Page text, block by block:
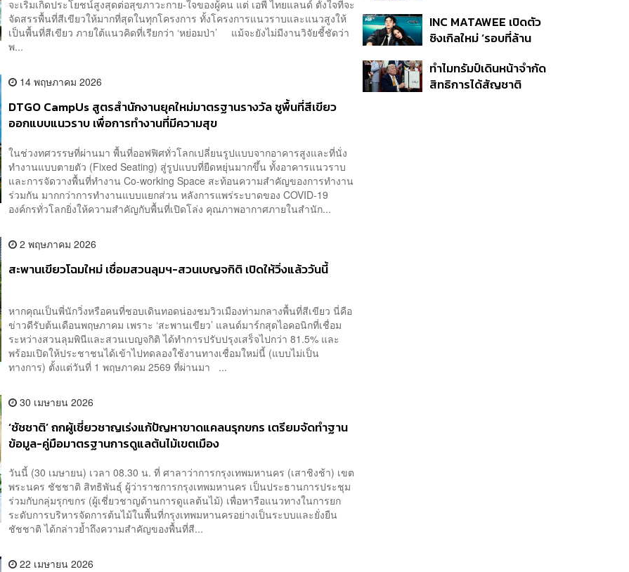
จะเริ่มเกิดประโยชน์สูงสุดต่อสุขภาวะกาย-ใจของผู้คน แต่ เอพี ไทยแลนด์ ตั้งใจที่จะ
จัดสรรพื้นที่สีเขียวให้มากที่สุดในทุกโครงการ ทั้งโครงการแนวราบและแนวสูงให้
เป็นพื้นที่สีเขียว ภายใต้แนวคิดที่เรียกว่า ‘หย่อมป่า’ แม้จะยังไม่มีงานวิจัยชี้ชัดว่า
พ...
14 พฤษภาคม 2026
DTGO CampUs สูตรสำนักงานยุคใหม่มาตรฐานรางวัล ชูพื้นที่สีเขียว
ออกแบบแนวราบ เพื่อการทำงานที่มีความสุข
ในช่วงทศวรรษที่ผ่านมา พื้นที่ออฟฟิศทั่วโลกเปลี่ยนรูปแบบจากอาคารสูงและที่นั่ง
ทำงานแบบตายตัว (Fixed Seating) สู่รูปแบบที่ยืดหยุ่นมากขึ้น ทั้งอาคารแนวราบ
และการจัดวางพื้นที่ทำงาน Co-working Space สะท้อนความสำคัญของการทำงาน
ร่วมกัน มากกว่าการทำงานแบบแยกส่วน หลังการแพร่ระบาดของ COVID-19
องค์กรทั่วโลกยิ่งให้ความสำคัญกับพื้นที่เปิดโล่ง คุณภาพอากาศภายในสำนัก...
2 พฤษภาคม 2026
สะพานเขียวโฉมใหม่ เชื่อมสวนลุมฯ-สวนเบญจกิติ เปิดให้วิ่งแล้ววันนี้
หากคุณเป็นพี่นักวิ่งหรือคนที่ชอบเดินทอดน่องชมวิวเมืองท่ามกลางพื้นที่สีเขียว นี่คือ
ข่าวดีรับต้นเดือนพฤษภาคม เพราะ ‘สะพานเขียว’ แลนด์มาร์กสุดไอคอนิกที่เชื่อม
ระหว่างสวนลุมพินีและสวนเบญจกิติ ได้ทำการปรับปรุงเสร็จไปกว่า 81.5% และ
พร้อมเปิดให้ประชาชนได้เข้าไปทดลองใช้งานทางเชื่อมใหม่นี้ (แบบไม่เป็น
ทางการ) ตั้งแต่วันที่ 1 พฤษภาคม 2569 ที่ผ่านมา ...
30 เมษายน 2026
‘ชัชชาติ’ ถกผู้เชี่ยวชาญเร่งแก้ปัญหาขาดแคลนรุกขกร เตรียมจัดทำฐาน
ข้อมูล-คู่มือมาตรฐานการดูแลต้นไม้เขตเมือง
วันนี้ (30 เมษายน) เวลา 08.30 น. ที่ ศาลาว่าการกรุงเทพมหานคร (เสาชิงช้า) เขต
พระนคร ชัชชาติ สิทธิพันธุ์ ผู้ว่าราชการกรุงเทพมหานคร เป็นประธานการประชุม
ร่วมกับกลุ่มรุกขกร (ผู้เชี่ยวชาญด้านการดูแลต้นไม้) เพื่อหารือแนวทางในการยก
ระดับการบริหารจัดการต้นไม้ในพื้นที่กรุงเทพมหานครอย่างเป็นระบบและยั่งยืน
ชัชชาติ ได้กล่าวย้ำถึงความสำคัญของพื้นที่สี...
22 เมษายน 2026
แล้ว 10 ครั้ง
INC MATAWEE เปิดตัว
ซิงเกิลใหม่ ‘รอบที่ล้าน
มาแสดงในมิวสิกวิดีโอ
ทำไมทรัมป์เดินหน้าจำกัด
สิทธิการได้สัญชาติ